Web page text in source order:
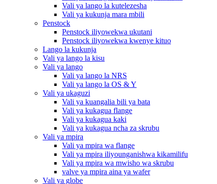
Vali ya lango la kutelezesha
Vali ya kukunja mara mbili
Penstock
Penstock iliyowekwa ukutani
Penstock iliyowekwa kwenye kituo
Lango la kukunja
Vali ya lango la kisu
Vali ya lango
Vali ya lango la NRS
Vali ya lango la OS & Y
Vali ya ukaguzi
Vali ya kuangalia bili ya bata
Vali ya kukagua flange
Vali ya kukagua kaki
Vali ya kukagua ncha za skrubu
Vali ya mpira
Vali ya mpira wa flange
Vali ya mpira iliyounganishwa kikamilifu
Vali ya mpira wa mwisho wa skrubu
valve ya mpira aina ya wafer
Vali ya globe